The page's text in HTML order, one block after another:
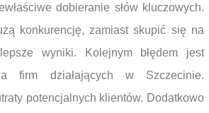
dobieranie słów kluczowych.
konkurencję, zamiast skupić się na
wyniki. Kolejnym błędem jest
firm działających w Szczecinie.
potencjalnych klientów. Dodatkowo